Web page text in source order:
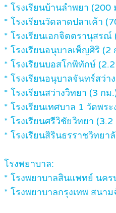
* โรงเรียนบ้านลำพยา (200
* โรงเรียนวัดลาดปลาเค้า
* โรงเรียนเอกจิตตรานุสรณ์
* โรงเรียนอนุบาลเพ็ญศิริ (2
* โรงเรียนบอสโกพิทักษ์
* โรงเรียนอนุบาลจันทร์สว่า
* โรงเรียนสว่างวิทยา (3 กม
* โรงเรียนเทศบาล 1 วัดพร
* โรงเรียนศรีวิชัยวิทยา (3.2
* โรงเรียนสิรินธรราชวิทยา
โรงพยาบาล:
* โรงพยาบาลสินแพทย์ นคร
* โรงพยาบาลกรุงเทพ สนา